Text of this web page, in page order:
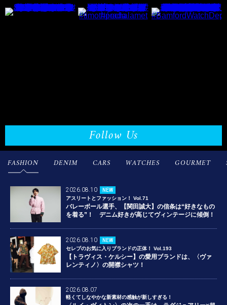
Follow Us
FASHION DENIM CARS WATCHES GOURMET
2026.08.10
NEW
アスリートとファッション！ Vol.71
バレーボール選手、【関田誠大】の信条は“好きなもの
を着る”！ デニム好きが高じてヴィンテージに傾倒！
2026.08.10
NEW
セレブのお気に入りブランドの正体！ Vol.193
【トラヴィス・ケルシー】の愛用ブランドは、〈ヴァ
レンティノ〉の開襟シャツ！
2026.08.07
軽くてしなやかな新素材の感触が新しすぎる！